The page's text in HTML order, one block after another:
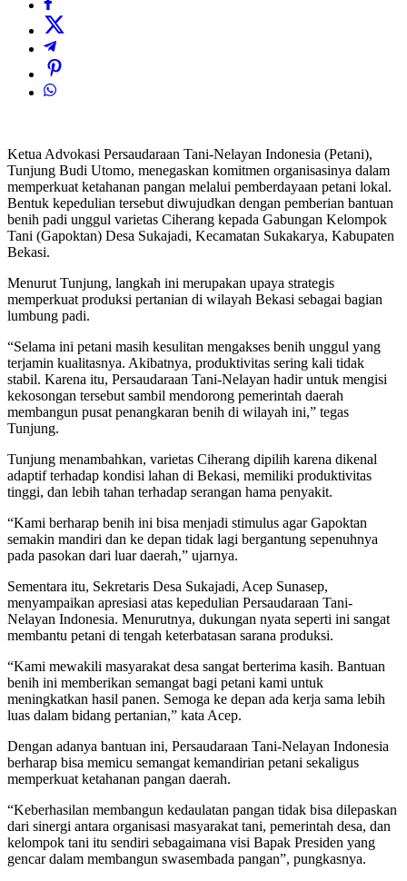
Ketua Advokasi Persaudaraan Tani-Nelayan Indonesia (Petani),
Tunjung Budi Utomo, menegaskan komitmen organisasinya dalam
memperkuat ketahanan pangan melalui pemberdayaan petani lokal.
Bentuk kepedulian tersebut diwujudkan dengan pemberian bantuan
benih padi unggul varietas Ciherang kepada Gabungan Kelompok
Tani (Gapoktan) Desa Sukajadi, Kecamatan Sukakarya, Kabupaten
Bekasi.
Menurut Tunjung, langkah ini merupakan upaya strategis
memperkuat produksi pertanian di wilayah Bekasi sebagai bagian
lumbung padi.
“Selama ini petani masih kesulitan mengakses benih unggul yang
terjamin kualitasnya. Akibatnya, produktivitas sering kali tidak
stabil. Karena itu, Persaudaraan Tani-Nelayan hadir untuk mengisi
kekosongan tersebut sambil mendorong pemerintah daerah
membangun pusat penangkaran benih di wilayah ini,” tegas
Tunjung.
Tunjung menambahkan, varietas Ciherang dipilih karena dikenal
adaptif terhadap kondisi lahan di Bekasi, memiliki produktivitas
tinggi, dan lebih tahan terhadap serangan hama penyakit.
“Kami berharap benih ini bisa menjadi stimulus agar Gapoktan
semakin mandiri dan ke depan tidak lagi bergantung sepenuhnya
pada pasokan dari luar daerah,” ujarnya.
Sementara itu, Sekretaris Desa Sukajadi, Acep Sunasep,
menyampaikan apresiasi atas kepedulian Persaudaraan Tani-
Nelayan Indonesia. Menurutnya, dukungan nyata seperti ini sangat
membantu petani di tengah keterbatasan sarana produksi.
“Kami mewakili masyarakat desa sangat berterima kasih. Bantuan
benih ini memberikan semangat bagi petani kami untuk
meningkatkan hasil panen. Semoga ke depan ada kerja sama lebih
luas dalam bidang pertanian,” kata Acep.
Dengan adanya bantuan ini, Persaudaraan Tani-Nelayan Indonesia
berharap bisa memicu semangat kemandirian petani sekaligus
memperkuat ketahanan pangan daerah.
“Keberhasilan membangun kedaulatan pangan tidak bisa dilepaskan
dari sinergi antara organisasi masyarakat tani, pemerintah desa, dan
kelompok tani itu sendiri sebagaimana visi Bapak Presiden yang
gencar dalam membangun swasembada pangan”, pungkasnya.